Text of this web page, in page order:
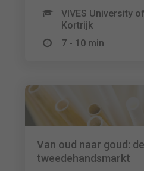
VIVES University
Kortrijk
7 - 10 min
Van oud naar goud:
tweedehandsmarkt